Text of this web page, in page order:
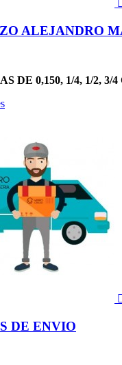
ALEJANDRO
DE 0,150, 1/4, 1/2, 3/4

DE ENVIO